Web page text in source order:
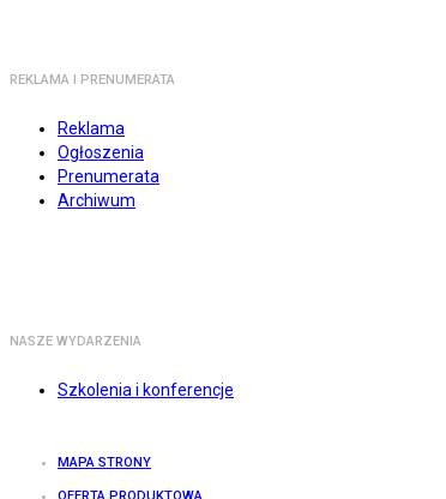
REKLAMA I PRENUMERATA
Reklama
Ogłoszenia
Prenumerata
Archiwum
NASZE WYDARZENIA
Szkolenia i konferencje
MAPA STRONY